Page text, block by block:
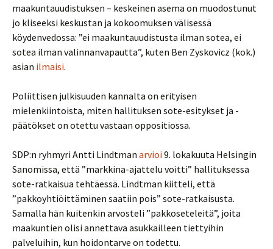
maakuntauudistuksen – keskeinen asema on muodostunut
jo kliseeksi keskustan ja kokoomuksen välisessä
köydenvedossa: ”ei maakuntauudistusta ilman sotea, ei
sotea ilman valinnanvapautta”, kuten Ben Zyskovicz (kok.)
asian ilmaisi.
Poliittisen julkisuuden kannalta on erityisen
mielenkiintoista, miten hallituksen sote-esitykset ja -
päätökset on otettu vastaan oppositiossa.
SDP:n ryhmyri Antti Lindtman arvioi9. lokakuuta Helsingin
Sanomissa, että ”markkina-ajattelu voitti” hallituksessa
sote-ratkaisua tehtäessä. Lindtman kiitteli, että
”pakkoyhtiöittäminen saatiin pois” sote-ratkaisusta.
Samalla hän kuitenkin arvosteli ”pakkoseteleitä”, joita
maakuntien olisi annettava asukkailleen tiettyihin
palveluihin, kun hoidontarve on todettu.